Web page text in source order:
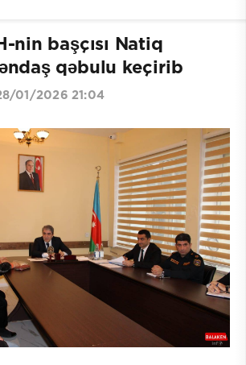
nin başçısı Natiq
qəbulu keçirib
01/2026 21:04